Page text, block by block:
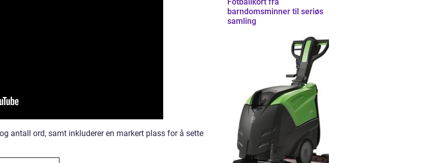
antall ord, samt inkluderer en markert plass for å sette
barndomsminner til seriøs
samling